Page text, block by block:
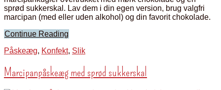
sprød sukkerskal. Lav dem i din egen version, brug valgfri
marcipan (med eller uden alkohol) og din favorit chokolade.
Continue Reading
Påskeæg, Konfekt, Slik
Marcipanpåskeæg med sprød sukkerskal